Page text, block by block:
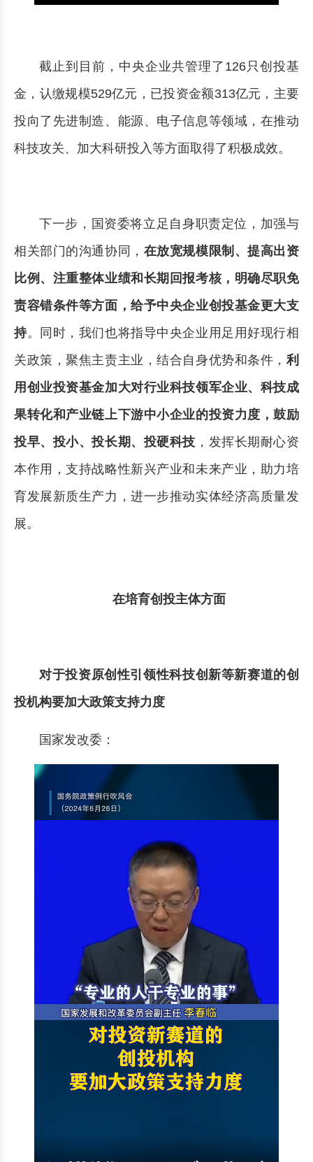
截止到目前，中央企业共管理了126只创投基
金，认缴规模529亿元，已投资金额313亿元，主要
投向了先进制造、能源、电子信息等领域，在推动
科技攻关、加大科研投入等方面取得了积极成效。
下一步，国资委将立足自身职责定位，加强与
相关部门的沟通协同， 在放宽规模限制、提高出资
比例、注重整体业绩和长期回报考核，明确尽职免
责容错条件等方面，给予中央企业创投基金更大支
持。同时，我们也将指导中央企业用足用好现行相
关政策，聚焦主责主业，结合自身优势和条件， 利
用创业投资基金加大对行业科技领军企业、科技成
果转化和产业链上下游中小企业的投资力度，鼓励
投早、投小、投长期、投硬科技 ，发挥长期耐心资
本作用，支持战略性新兴产业和未来产业，助力培
育发展新质生产力，进一步推动实体经济高质量发
展。
在培育创投主体方面
对于投资原创性引领性科技创新等新赛道的创
投机构要加大政策支持力度
国家发改委：